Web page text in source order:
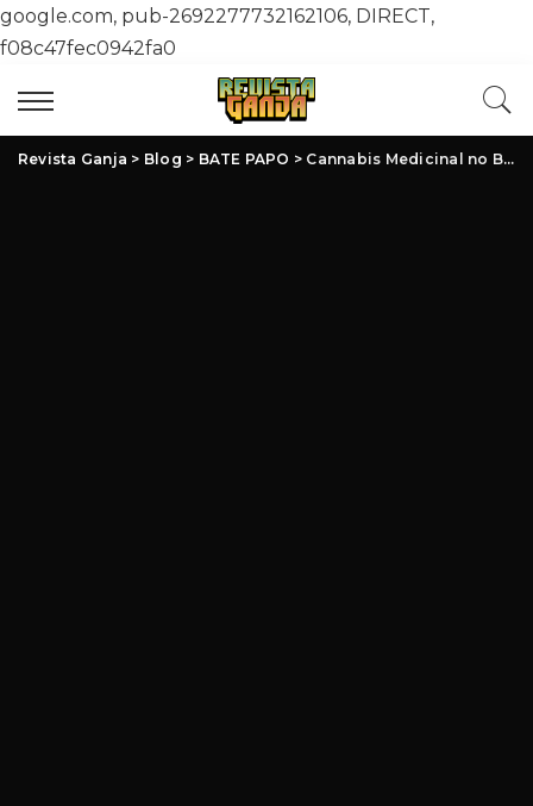
google.com, pub-2692277732162106, DIRECT,
f08c47fec0942fa0
Revista Ganja > Blog > BATE PAPO > Cannabis Medicinal no Brasil: Avanços, Desafios e Oportunidades